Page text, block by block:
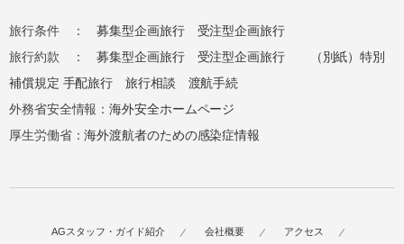
旅行条件 ：募集型企画旅行
受注型企画旅行
旅行約款 ：募集型企画旅行 受注型企画旅行
（別紙）特別
補償規定 手配旅行 旅行相談
渡航手続
外務省安全情報：海外安全ホームページ
厚生労働省：海外渡航者のための感染症情報
AGスタッフ・ガイド紹介 会社概要 アクセス